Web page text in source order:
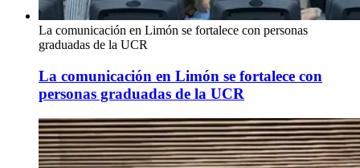
La comunicación en Limón se fortalece con personas
graduadas de la UCR
La comunicación en Limón se fortalece con
personas graduadas de la UCR